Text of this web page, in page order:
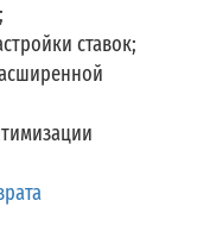
ставок;